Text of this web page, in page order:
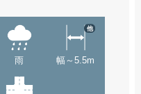
雨 幅～5.5m
他